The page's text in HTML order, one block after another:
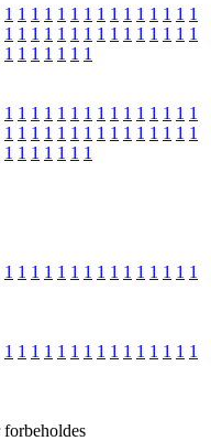
1 1 1 1 1 1 1 1 1 1 1 1 1 1 1
1 1 1 1 1 1 1 1 1 1 1 1 1 1 1
1 1 1 1 1 1 1
1 1 1 1 1 1 1 1 1 1 1 1 1 1 1
1 1 1 1 1 1 1 1 1 1 1 1 1 1 1
1 1 1 1 1 1 1
1 1 1 1 1 1 1 1 1 1 1 1 1 1 1
1 1 1 1 1 1 1 1 1 1 1 1 1 1 1